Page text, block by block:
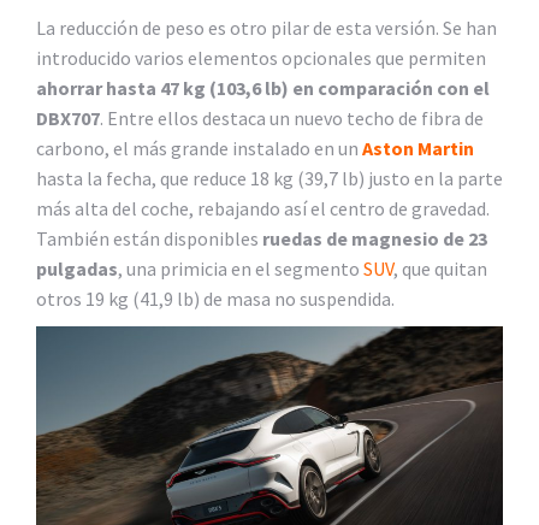
La reducción de peso es otro pilar de esta versión. Se han
introducido varios elementos opcionales que permiten
ahorrar hasta 47 kg (103,6 lb) en comparación con el
DBX707. Entre ellos destaca un nuevo techo de fibra de
carbono, el más grande instalado en un Aston Martin
hasta la fecha, que reduce 18 kg (39,7 lb) justo en la parte
más alta del coche, rebajando así el centro de gravedad.
También están disponibles ruedas de magnesio de 23
pulgadas, una primicia en el segmento SUV, que quitan
otros 19 kg (41,9 lb) de masa no suspendida.